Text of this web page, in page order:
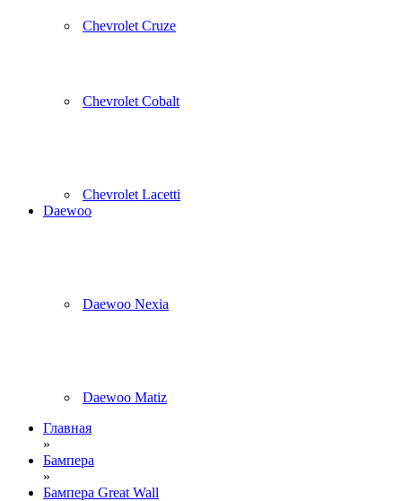
Chevrolet Cruze
Chevrolet Cobalt
Chevrolet Lacetti
Daewoo
Daewoo Nexia
Daewoo Matiz
Главная
»
Бампера
»
Бампера Great Wall